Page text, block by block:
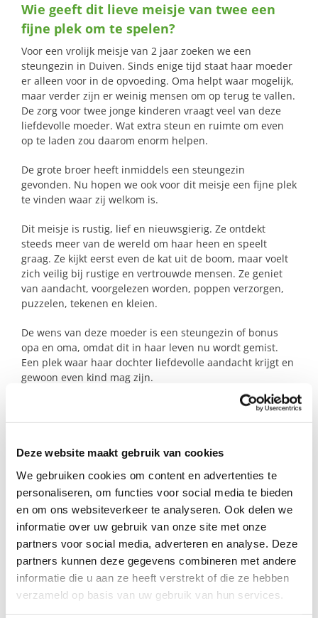
Deze website maakt gebruik van cookies
We gebruiken cookies om content en advertenties te
personaliseren, om functies voor social media te bieden
en om ons websiteverkeer te analyseren. Ook delen we
informatie over uw gebruik van onze site met onze
partners voor social media, adverteren en analyse. Deze
partners kunnen deze gegevens combineren met andere
informatie die u aan ze heeft verstrekt of die ze hebben
verzameld op basis van uw gebruik van hun services.
naar:
Wie geeft dit lieve meisje van twee een
fijne plek om te spelen?
Voor een vrolijk meisje van 2 jaar zoeken we een
steungezin in Duiven. Sinds enige tijd staat haar moeder
er alleen voor in de opvoeding. Oma helpt waar mogelijk,
maar verder zijn er weinig mensen om op terug te vallen.
De zorg voor twee jonge kinderen vraagt veel van deze
liefdevolle moeder. Wat extra steun en ruimte om even
op te laden zou daarom enorm helpen.
De grote broer heeft inmiddels een steungezin
gevonden. Nu hopen we ook voor dit meisje een fijne plek
te vinden waar zij welkom is.
Dit meisje is rustig, lief en nieuwsgierig. Ze ontdekt
steeds meer van de wereld om haar heen en speelt
graag. Ze kijkt eerst even de kat uit de boom, maar voelt
zich veilig bij rustige en vertrouwde mensen. Ze geniet
van aandacht, voorgelezen worden, poppen verzorgen,
puzzelen, tekenen en kleien.
De wens van deze moeder is een steungezin of bonus
opa en oma, omdat dit in haar leven nu wordt gemist.
Een plek waar haar dochter liefdevolle aandacht krijgt en
gewoon even kind mag zijn.
Wil jij iets betekenen voor dit meisje en haar moeder?
Met iets kleins kun je voor hen een groot verschil maken.
Profiel steungezin
Wij zoeken een gezin in Duiven:
Waar dit meisje zich rustig en welkom
mag voelen;
Waar zij 1 x per 2 weken welkom is (liefst
een zaterdag of zondag);
Een bonus opa en oma zou ook heel